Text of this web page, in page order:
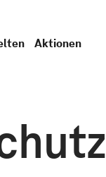
Aktionen